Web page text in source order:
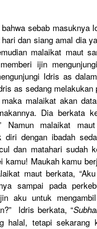
sebab masuknya
dan siang amal dia
malaikat maut
ijin mengunjung
i Idris as
as sedang melakukan
malaikat akan
. Dia berkata
Namun malaikat
dengan ibadah
dan matahari sudah
kamu! Maukah kamu
maut berkata,
sampai pada
aku untuk
Idris berkata, “
halal, tetapi sekarang